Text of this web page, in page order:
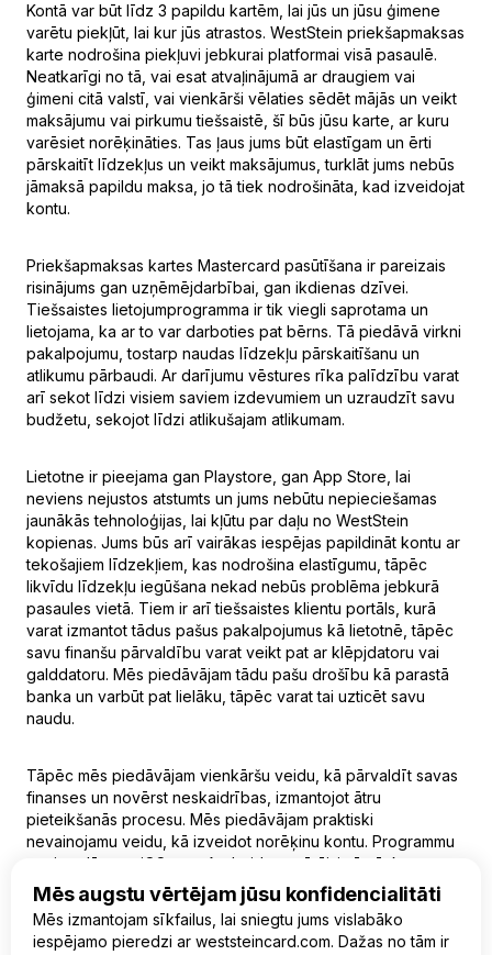
Kontā var būt līdz 3 papildu kartēm, lai jūs un jūsu ģimene
varētu piekļūt, lai kur jūs atrastos. WestStein priekšapmaksas
karte nodrošina piekļuvi jebkurai platformai visā pasaulē.
Neatkarīgi no tā, vai esat atvaļinājumā ar draugiem vai
ģimeni citā valstī, vai vienkārši vēlaties sēdēt mājās un veikt
maksājumu vai pirkumu tiešsaistē, šī būs jūsu karte, ar kuru
varēsiet norēķināties. Tas ļaus jums būt elastīgam un ērti
pārskaitīt līdzekļus un veikt maksājumus, turklāt jums nebūs
jāmaksā papildu maksa, jo tā tiek nodrošināta, kad izveidojat
kontu.
Priekšapmaksas kartes Mastercard pasūtīšana ir pareizais
risinājums gan uzņēmējdarbībai, gan ikdienas dzīvei.
Tiešsaistes lietojumprogramma ir tik viegli saprotama un
lietojama, ka ar to var darboties pat bērns. Tā piedāvā virkni
pakalpojumu, tostarp naudas līdzekļu pārskaitīšanu un
atlikumu pārbaudi. Ar darījumu vēstures rīka palīdzību varat
arī sekot līdzi visiem saviem izdevumiem un uzraudzīt savu
budžetu, sekojot līdzi atlikušajam atlikumam.
Lietotne ir pieejama gan Playstore, gan App Store, lai
neviens nejustos atstumts un jums nebūtu nepieciešamas
jaunākās tehnoloģijas, lai kļūtu par daļu no WestStein
kopienas. Jums būs arī vairākas iespējas papildināt kontu ar
tekošajiem līdzekļiem, kas nodrošina elastīgumu, tāpēc
likvīdu līdzekļu iegūšana nekad nebūs problēma jebkurā
pasaules vietā. Tiem ir arī tiešsaistes klientu portāls, kurā
varat izmantot tādus pašus pakalpojumus kā lietotnē, tāpēc
savu finanšu pārvaldību varat veikt pat ar klēpjdatoru vai
galddatoru. Mēs piedāvājam tādu pašu drošību kā parastā
banka un varbūt pat lielāku, tāpēc varat tai uzticēt savu
naudu.
Tāpēc mēs piedāvājam vienkāršu veidu, kā pārvaldīt savas
finanses un novērst neskaidrības, izmantojot ātru
pieteikšanās procesu. Mēs piedāvājam praktiski
nevainojamu veidu, kā izveidot norēķinu kontu. Programmu
var instalēt gan iOS, gan Android operētājsistēmā, kas
nodrošina lielāku brīvību resursu pārvaldībā. Mēs varam
jums palīdzēt kliedēt jebkādas šaubas vai jautājumus, kas
jums varētu rasties.
Mēs augstu vērtējam jūsu konfidencialitāti
Mēs izmantojam sīkfailus, lai sniegtu jums vislabāko
iespējamo pieredzi ar weststeincard.com. Dažas no tām ir